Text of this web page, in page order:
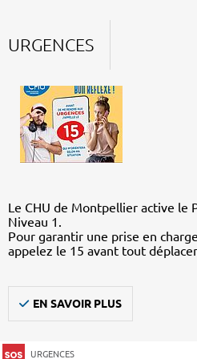
URGENCES
Le CHU de Montpellier active le
Niveau 1.
Pour garantir une prise en
appelez le 15 avant tout
EN SAVOIR PLUS
URGENCES